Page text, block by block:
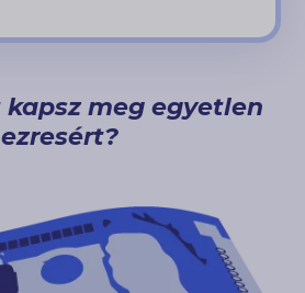
meg egyetlen
ezresért?